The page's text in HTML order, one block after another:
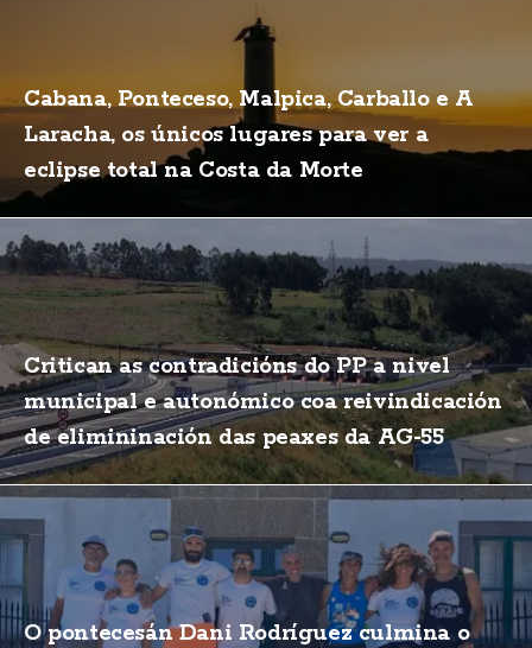
Cabana, Ponteceso, Malpica, Carballo e A
Laracha, os únicos lugares para ver a
eclipse total na Costa da Morte
Critican as contradicións do PP a nivel
municipal e autonómico coa reivindicación
de elimininación das peaxes da AG-55
O pontecesán Dani Rodríguez culmina o